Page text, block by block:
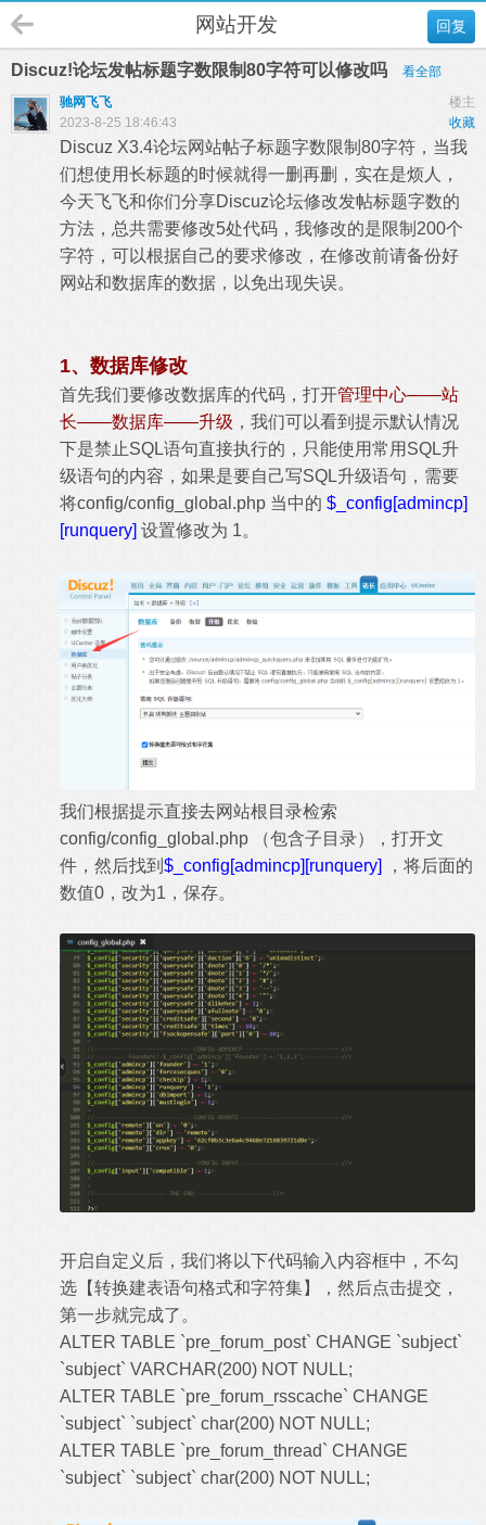
回复
网站开发
Discuz!论坛发帖标题字数限制80字符可以修改吗
看全部
楼主
驰网飞飞
收藏
2023-8-25 18:46:43
Discuz X3.4论坛网站帖子标题字数限制80字符，当我
们想使用长标题的时候就得一删再删，实在是烦人，
今天飞飞和你们分享Discuz论坛修改发帖标题字数的
方法，总共需要修改5处代码，我修改的是限制200个
字符，可以根据自己的要求修改，在修改前请备份好
网站和数据库的数据，以免出现失误。
1、数据库修改
首先我们要修改数据库的代码，打开管理中心——站
长——数据库——升级 ，我们可以看到提示默认情况
下是禁止SQL语句直接执行的，只能使用常用SQL升
级语句的内容，如果是要自己写SQL升级语句，需要
将config/config_global.php 当中的 $_config[admincp]
[runquery] 设置修改为 1。
我们根据提示直接去网站根目录检索
config/config_global.php （包含子目录），打开文
件，然后找到 $_config[admincp][runquery]
，将后面的
数值0，改为1，保存。
开启自定义后，我们将以下代码输入内容框中，不勾
选【转换建表语句格式和字符集】，然后点击提交，
第一步就完成了。
ALTER TABLE `pre_forum_post` CHANGE `subject`
`subject` VARCHAR(200) NOT NULL;
ALTER TABLE `pre_forum_rsscache` CHANGE
`subject` `subject` char(200) NOT NULL;
ALTER TABLE `pre_forum_thread` CHANGE
`subject` `subject` char(200) NOT NULL;